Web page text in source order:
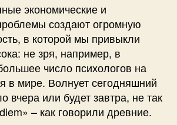
экономические и
создают огромную
в которой мы привыкли
не зря, например, в
число психологов на
в мире. Волнует сегодняшний
вчера или будет завтра, не так
– как говорили древние.